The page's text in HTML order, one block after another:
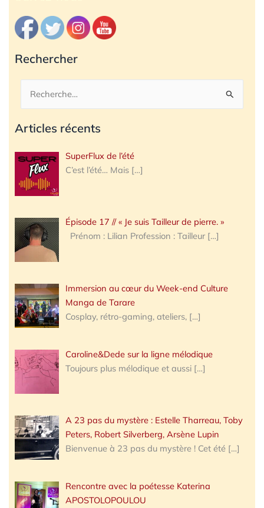
Rechercher
Rechercher :
Articles récents
SuperFlux de l’été
C’est l’été… Mais […]
Épisode 17 // « Je suis Tailleur de pierre. »
Prénom : Lilian Profession : Tailleur […]
Immersion au cœur du Week-end Culture
Manga de Tarare
Cosplay, rétro-gaming, ateliers, […]
Caroline&Dede sur la ligne mélodique
Toujours plus mélodique et aussi […]
A 23 pas du mystère : Estelle Tharreau, Toby
Peters, Robert Silverberg, Arsène Lupin
Bienvenue à 23 pas du mystère ! Cet été […]
Rencontre avec la poétesse Katerina
APOSTOLOPOULOU